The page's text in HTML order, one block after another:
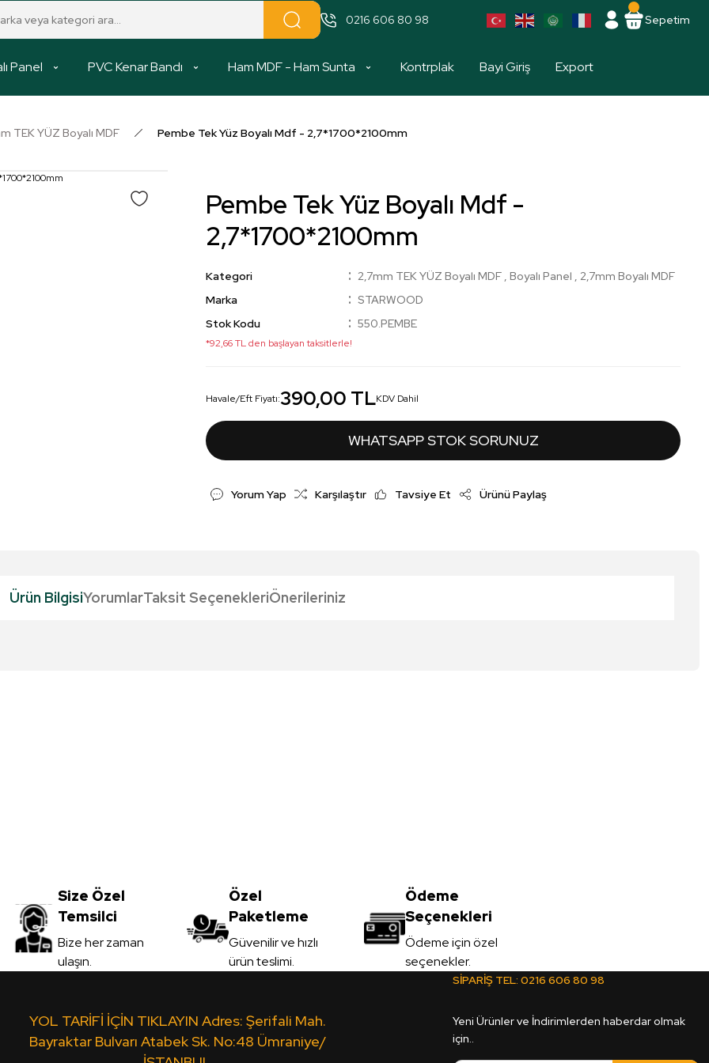
0216 606 80 98 Sepetim
Panel PVC Kenar Bandı Ham MDF - Ham Sunta Kontrplak Bayi Giriş Export
TEK YÜZ Boyalı MDF Pembe Tek Yüz Boyalı Mdf - 2,7*1700*2100mm
Pembe Tek Yüz Boyalı Mdf -
2,7*1700*2100mm
Kategori 2,7mm TEK YÜZ Boyalı MDF , Boyalı Panel , 2,7mm Boyalı MDF
Marka
STARWOOD
Stok Kodu
550.PEMBE
*92,66 TL den başlayan taksitlerle!
Havale/Eft Fiyatı:390,00 TLKDV Dahil
WHATSAPP STOK SORUNUZ
Yorum Yap Karşılaştır Tavsiye Et Ürünü Paylaş
Ürün BilgisiYorumlarTaksit SeçenekleriÖnerileriniz
Gönder
1.005,00
KDV Dahil
Sipariş Ver
Siyah Çift Yüz Boyalı Mdf 2,7*1700*2100mm
Size Özel
Temsilci
Bize her zaman
ulaşın.
Özel
Paketleme
Güvenilir ve hızlı
ürün teslimi.
Ödeme
Seçenekleri
Ödeme için özel
seçenekler.
YOL TARİFİ İÇİN TIKLAYIN Adres: Şerifali Mah.
Bayraktar Bulvarı Atabek Sk. No:48 Ümraniye/
SİPARİŞ TEL: 0216 606 80 98
Yeni Ürünler ve İndirimlerden haberdar olmak
için..